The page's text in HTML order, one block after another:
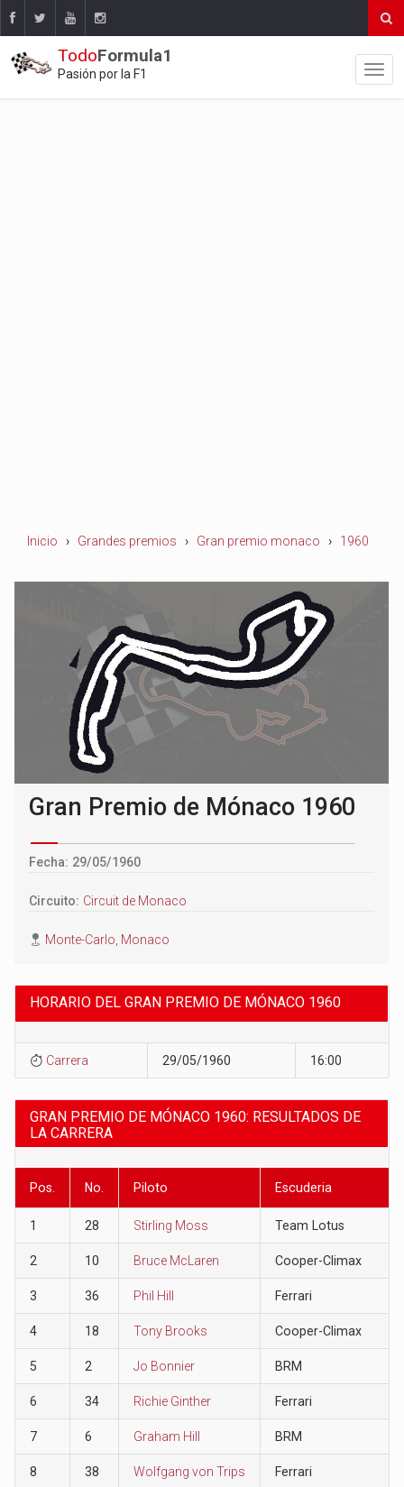
TodoFormula1
Pasión por la F1
Inicio Grandes premios Gran premio monaco 1960
Gran Premio de Mónaco 1960
Fecha: 29/05/1960
Circuito: Circuit de Monaco
Monte-Carlo, Monaco
HORARIO DEL GRAN PREMIO DE MÓNACO 1960
Carrera 29/05/1960 16:00
GRAN PREMIO DE MÓNACO 1960: RESULTADOS DE
LA CARRERA
Pos. No. Piloto Escuderia
1 28 Stirling Moss Team Lotus
2 10 Bruce McLaren Cooper-Climax
3 36 Phil Hill Ferrari
4 18 Tony Brooks Cooper-Climax
5 2 Jo Bonnier BRM
6 34 Richie Ginther Ferrari
7 6 Graham Hill BRM
8 38 Wolfgang von Trips Ferrari